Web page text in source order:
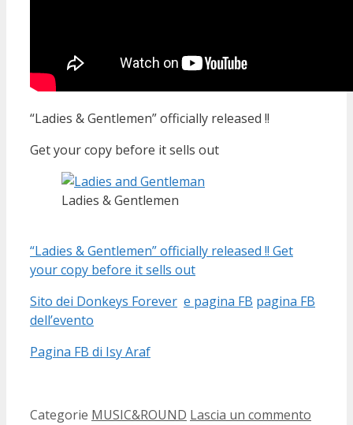
“Ladies & Gentlemen” officially released !!
Get your copy before it sells out
Ladies & Gentlemen
“Ladies & Gentlemen” officially released !! Get
your copy before it sells out
Sito dei Donkeys Forever e pagina FB pagina FB
dell’evento
Pagina FB di Isy Araf
Categorie MUSIC&ROUND Lascia un commento